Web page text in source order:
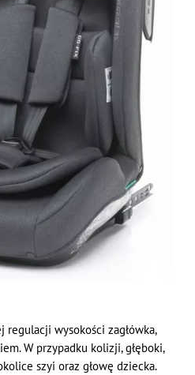
wysokości zagłówka,
W przypadku kolizji, głęboki,
szyi oraz głowę dziecka.